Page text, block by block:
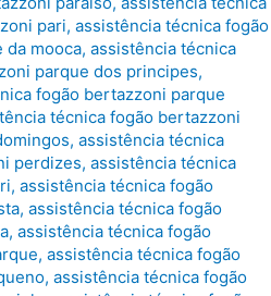
pari, assistência técnica fogão
da mooca, assistência técnica
parque dos principes,
fogão bertazzoni parque
técnica fogão bertazzoni
, assistência técnica
perdizes, assistência técnica
, assistência técnica fogão
, assistência técnica fogão
, assistência técnica fogão
, assistência técnica fogão
, assistência técnica fogão